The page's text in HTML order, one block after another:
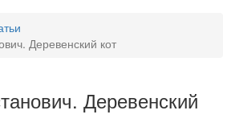
Деревенский кот
Деревенский